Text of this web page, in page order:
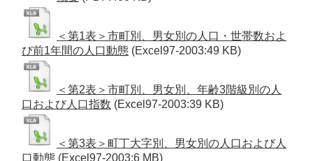
＜第1表＞市町別、男女別の人口・世帯数およ
び前1年間の人口動態 (Excel97-2003:49 KB)
＜第2表＞市町別、男女別、年齢3階級別の人
口および人口指数 (Excel97-2003:39 KB)
＜第3表＞町丁大字別、男女別の人口および人
口動態 (Excel97-2003:6 MB)